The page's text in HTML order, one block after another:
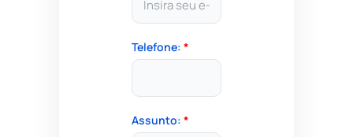
Telefone: *
Assunto: *